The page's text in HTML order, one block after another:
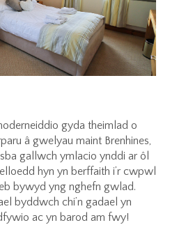
gyda theimlad o
â gwelyau maint Brenhines,
gallwch ymlacio ynddi ar ôl
hyn yn berffaith i’r cwpwl
bywyd yng nghefn gwlad.
byddwch chi’n gadael yn
ac yn barod am fwy!